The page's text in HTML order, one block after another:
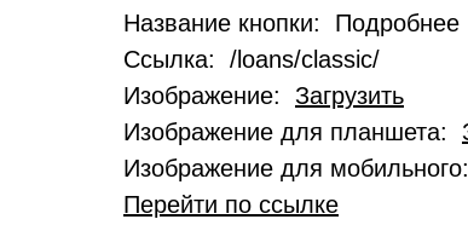
Название кнопки: Подробнее
Ссылка: /loans/classic/
Изображение: Загрузить
Изображение для планшета:
Изображение для
Перейти по ссылке